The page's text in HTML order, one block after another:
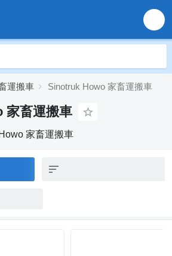
運搬車 Sinotruk Howo 家畜運搬車
畜運搬車
家畜運搬車